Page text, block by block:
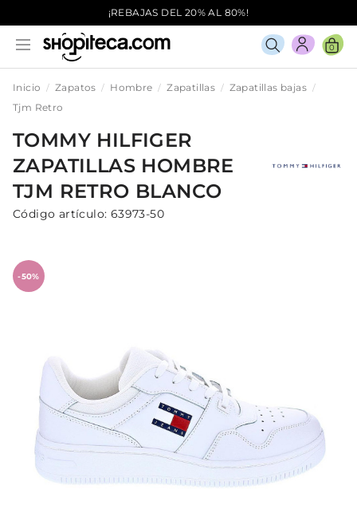
¡REBAJAS DEL 20% AL 80%!
0
Inicio Zapatos Hombre Zapatillas
Zapatillas bajas
Tjm Retro
TOMMY HILFIGER
ZAPATILLAS HOMBRE
TJM RETRO BLANCO
Código artículo: 63973-50
-50%